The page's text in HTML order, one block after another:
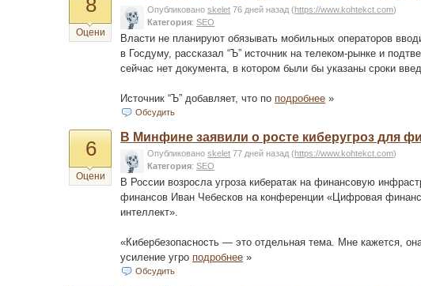
Оцени
Опубликованоskelet 76 дней назад(https://www.kohtekct.com)
Категория:SEO
Власти не планируют обязывать мобильных операторов
в Госдуму, рассказал “Ъ” источник на телеком-рынке и
сейчас нет документа, в котором были бы указаны сроки
Источник “Ъ” добавляет, что по подробнее »
Обсудить
6
Оцени
В Минфине заявили о росте киберугроз для
Опубликованоskelet 77 дней назад(https://www.kohtekct.com)
Категория:SEO
В России возросла угроза кибератак на финансовую
финансов Иван Чебесков на конференции «Цифровая
интеллект».
«Кибербезопасность — это отдельная тема. Мне кажется,
усиление угро подробнее »
Обсудить